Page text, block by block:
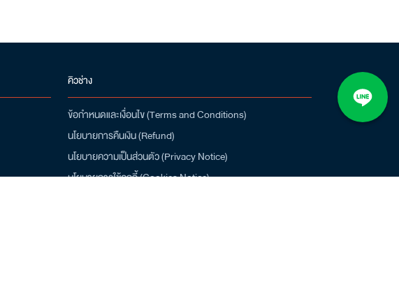
คิวช่าง
ข้อกำหนดและเงื่อนไข (Terms and Conditions)
นโยบายการคืนเงิน (Refund)
นโยบายความเป็นส่วนตัว (Privacy Notice)
นโยบายการใช้คุกกี้ (Cookies Notice)